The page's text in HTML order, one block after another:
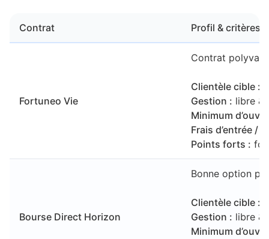
Contrat Profil & critères
Fortuneo Vie
Contrat
Clientèle cible :
Gestion : libre &
Minimum
Frais d’entrée /
Points forts :
Bourse Direct Horizon
Bonne option
Clientèle cible :
Gestion : libre &
Minimum